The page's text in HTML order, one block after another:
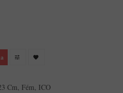
Cm, Fém, ICO